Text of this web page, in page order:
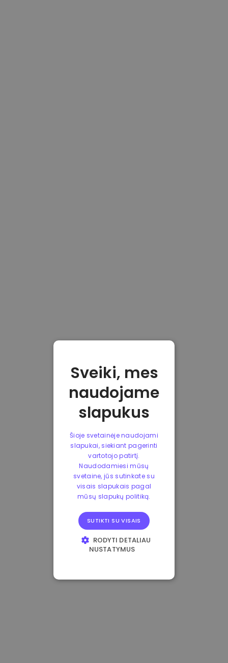
Sveiki, mes
naudojame
slapukus
Šioje svetainėje naudojami
slapukai, siekiant pagerinti
vartotojo patirtį.
Naudodamiesi mūsų
svetaine, jūs sutinkate su
visais slapukais pagal
mūsų slapukų politiką.
SUTIKTI SU VISAIS
RODYTI DETALIAU
NUSTATYMUS